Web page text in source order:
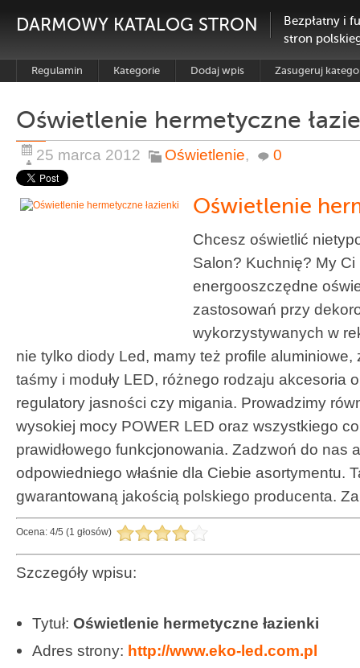
DARMOWY KATALOG STRON
Bezpłatny i
stron
Regulamin Kategorie Dodaj wpis Zasugeruj
Oświetlenie hermetyczne
25 marca 2012 Oświetlenie, 0
Oświetlenie
Chcesz oświetlić
Salon? Kuchnię? My
energooszczędne
zastosowań przy
wykorzystywanych w
nie tylko diody Led, mamy też profile
taśmy i moduły LED, różnego rodzaju akcesoria
regulatory jasności czy migania. Prowadzimy
wysokiej mocy POWER LED oraz wszystkiego
prawidłowego funkcjonowania. Zadzwoń do nas
odpowiedniego właśnie dla Ciebie asortymentu.
gwarantowaną jakością polskiego producenta.
Ocena: 4/5 (1 głosów)
Szczegóły wpisu:
Tytuł: Oświetlenie hermetyczne łazienki
Adres strony: http://www.eko-led.com.pl